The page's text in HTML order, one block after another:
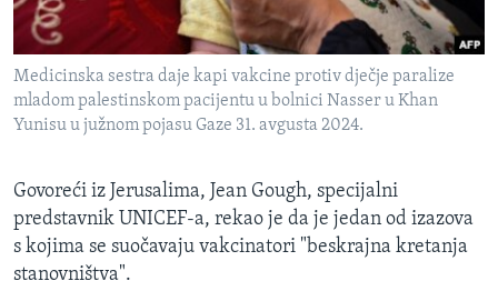
Medicinska sestra daje kapi vakcine protiv dječje paralize
mladom palestinskom pacijentu u bolnici Nasser u Khan
Yunisu u južnom pojasu Gaze 31. avgusta 2024.
Govoreći iz Jerusalima, Jean Gough, specijalni
predstavnik UNICEF-a, rekao je da je jedan od izazova
s kojima se suočavaju vakcinatori "beskrajna kretanja
stanovništva".